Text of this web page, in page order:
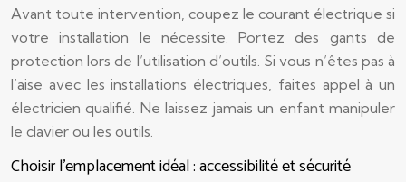
Avant toute intervention, coupez le courant électrique si
votre installation le nécessite. Portez des gants de
protection lors de l’utilisation d’outils. Si vous n’êtes pas à
l’aise avec les installations électriques, faites appel à un
électricien qualifié. Ne laissez jamais un enfant manipuler
le clavier ou les outils.
Choisir l’emplacement idéal : accessibilité et sécurité